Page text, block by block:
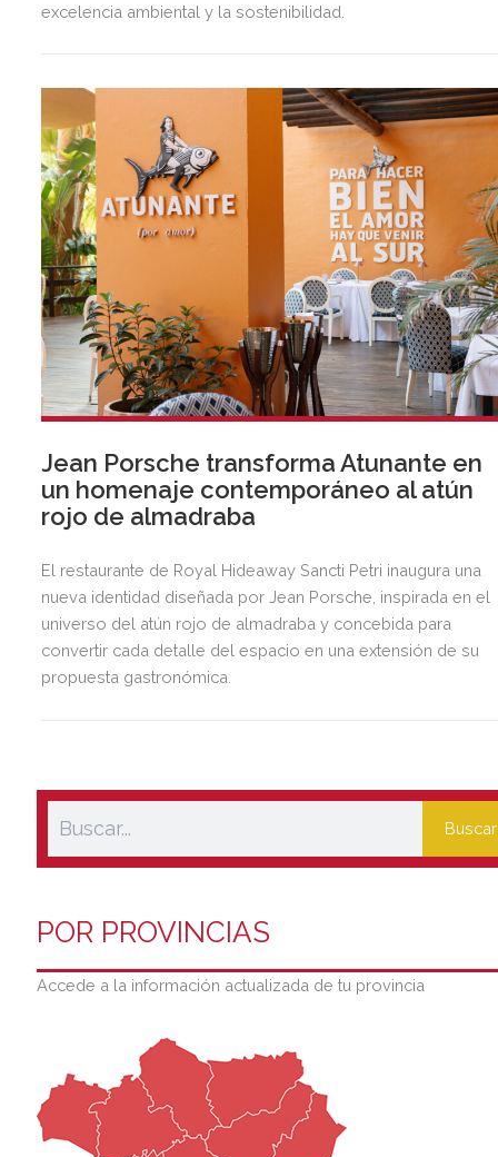
excelencia ambiental y la sostenibilidad.
Jean Porsche transforma Atunante en
un homenaje contemporáneo al atún
rojo de almadraba
El restaurante de Royal Hideaway Sancti Petri inaugura una
nueva identidad diseñada por Jean Porsche, inspirada en el
universo del atún rojo de almadraba y concebida para
convertir cada detalle del espacio en una extensión de su
propuesta gastronómica.
Buscar
POR PROVINCIAS
Accede a la información actualizada de tu provincia